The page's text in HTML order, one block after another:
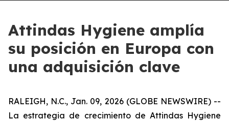
Attindas Hygiene amplía
su posición en Europa con
una adquisición clave
RALEIGH, N.C., Jan. 09, 2026 (GLOBE NEWSWIRE) --
La estrategia de crecimiento de Attindas Hygiene